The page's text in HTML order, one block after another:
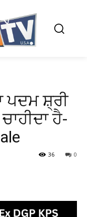
ਪਦਮ ਸ਼੍ਰੀ
ਹੈ-
0
36